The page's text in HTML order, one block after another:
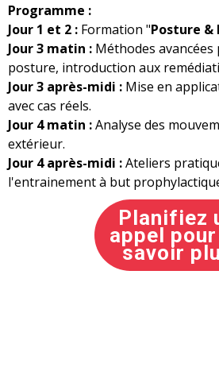
Programme :
Jour 1 et 2 : Formation "Posture &
Jour 3 matin : Méthodes
posture, introduction aux
Jour 3 après-midi : Mise en
avec cas réels.
Jour 4 matin :Analyse des
extérieur.
Jour 4 après-midi :Ateliers
l'entrainement à but
Planifiez
appel pour
savoir